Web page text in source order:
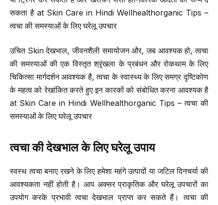
सकता है at Skin Care in Hindi Wellhealthorganic Tips –
त्वचा की समस्याओं के लिए घरेलू उपचार
उचित Skin देखभाल, जीवनशैली समायोजन और, जब आवश्यक हो, त्वचा
की समस्याओं की एक विस्तृत श्रृंखला के प्रबंधन और रोकथाम के लिए
चिकित्सा मार्गदर्शन आवश्यक है, त्वचा के स्वास्थ्य के लिए समग्र दृष्टिकोण
के महत्व को रेखांकित करते हुए इन कारकों को संबोधित करना आवश्यक है
at Skin Care in Hindi Wellhealthorganic Tips – त्वचा की
समस्याओं के लिए घरेलू उपचार
त्वचा की देखभाल के लिए घरेलू उपाय
स्वस्थ त्वचा बनाए रखने के लिए हमेशा महंगे उत्पादों या जटिल दिनचर्या की
आवश्यकता नहीं होती है। आप अक्सर प्राकृतिक और घरेलू उपचारों का
उपयोग करके प्रभावी त्वचा देखभाल प्राप्त कर सकते हैं। त्वचा की